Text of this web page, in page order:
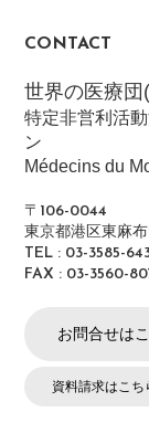
CONTACT
世界の医療
特定非営利活
ン
Médecins du
〒106-0044
東京都港区東麻
TEL : 03-3585-
FAX : 03-3560-
お問合せは
資料請求はこち